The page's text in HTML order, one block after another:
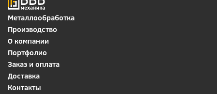
Металлообработка
Производство
О компании
Портфолио
Заказ и оплата
Доставка
Контакты